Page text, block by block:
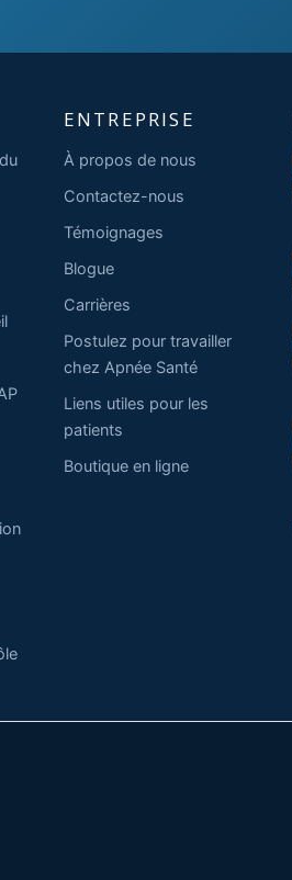
ENTREPRISE
À propos de nous
Contactez-nous
Témoignages
Blogue
Carrières
Postulez pour travailler
chez Apnée Santé
Liens utiles pour les
patients
Boutique en ligne